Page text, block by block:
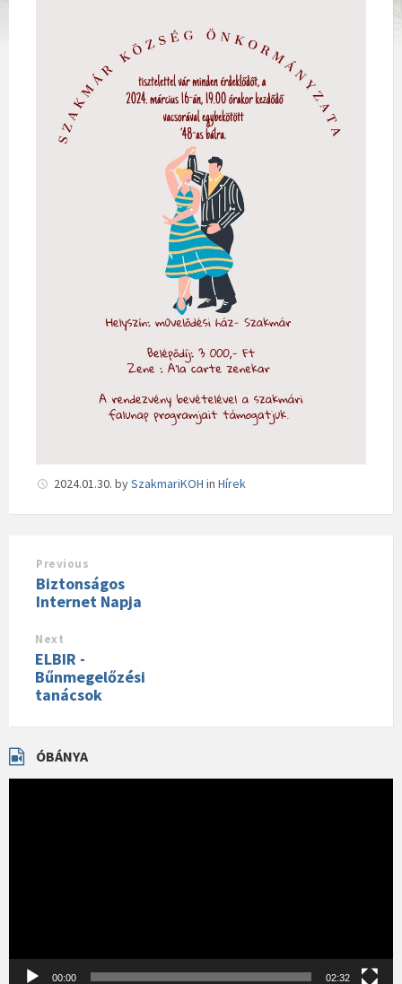
2024.01.30. bySzakmariKOH in Hírek
Previous
Biztonságos
Internet Napja
Next
ELBIR -
Bűnmegelőzési
tanácsok
ÓBÁNYA
00:00 02:32